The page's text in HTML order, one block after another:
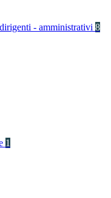
- amministrativi 8
1